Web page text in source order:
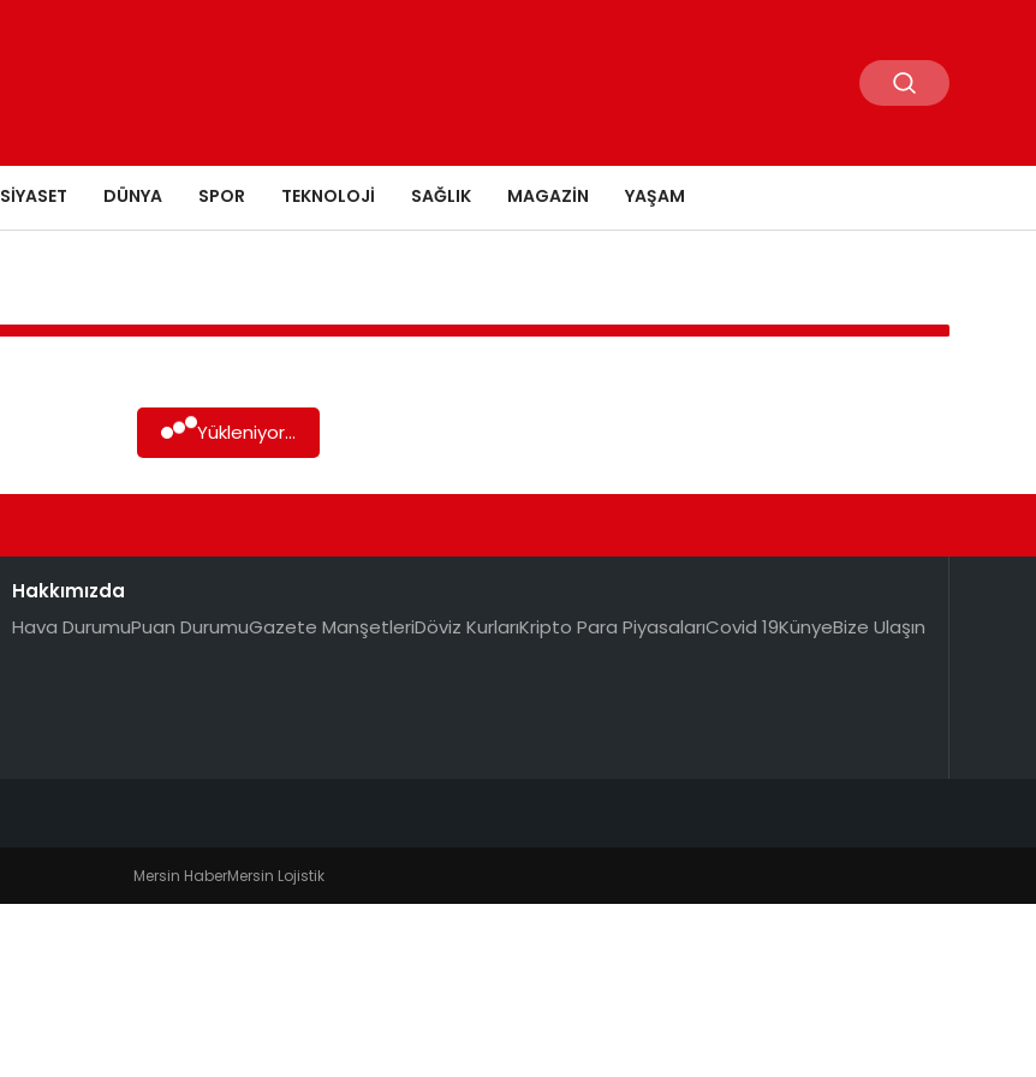
SIYASET DÜNYA SPOR TEKNOLOJI SAĞLIK MAGAZIN YAŞAM
Yükleniyor...
Hakkımızda
Hava DurumuPuan DurumuGazete ManşetleriDöviz KurlarıKripto Para PiyasalarıCovid 19KünyeBize Ulaşın
Mersin HaberMersin Lojistik